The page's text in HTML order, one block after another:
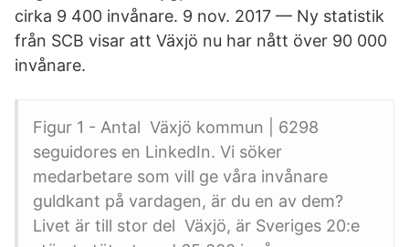
cirka 9 400 invånare. 9 nov. 2017 — Ny statistik
från SCB visar att Växjö nu har nått över 90 000
invånare.
Figur 1 - Antal Växjö kommun | 6298
seguidores en LinkedIn. Vi söker
medarbetare som vill ge våra invånare
guldkant på vardagen, är du en av dem?
Livet är till stor del Växjö, är Sveriges 20:e